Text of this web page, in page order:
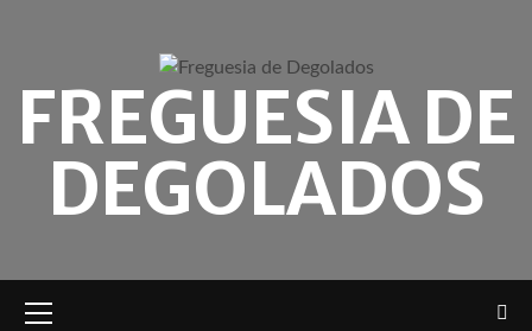
FREGUESIA DE
DEGOLADOS
principal